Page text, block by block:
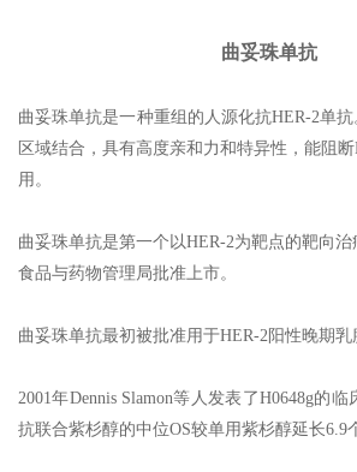
曲妥珠单抗
曲妥珠单抗是一种重组的人源化抗HER-2单
区域结合，具有高度亲和力和特异性，能阻
用。
曲妥珠单抗是第一个以HER-2为靶点的靶向治
食品与药物管理局批准上市。
曲妥珠单抗最初被批准用于HER-2阳性晚期乳
2001年Dennis Slamon等人发表了H0648g的
抗联合紫杉醇的中位OS较单用紫杉醇延长6.9